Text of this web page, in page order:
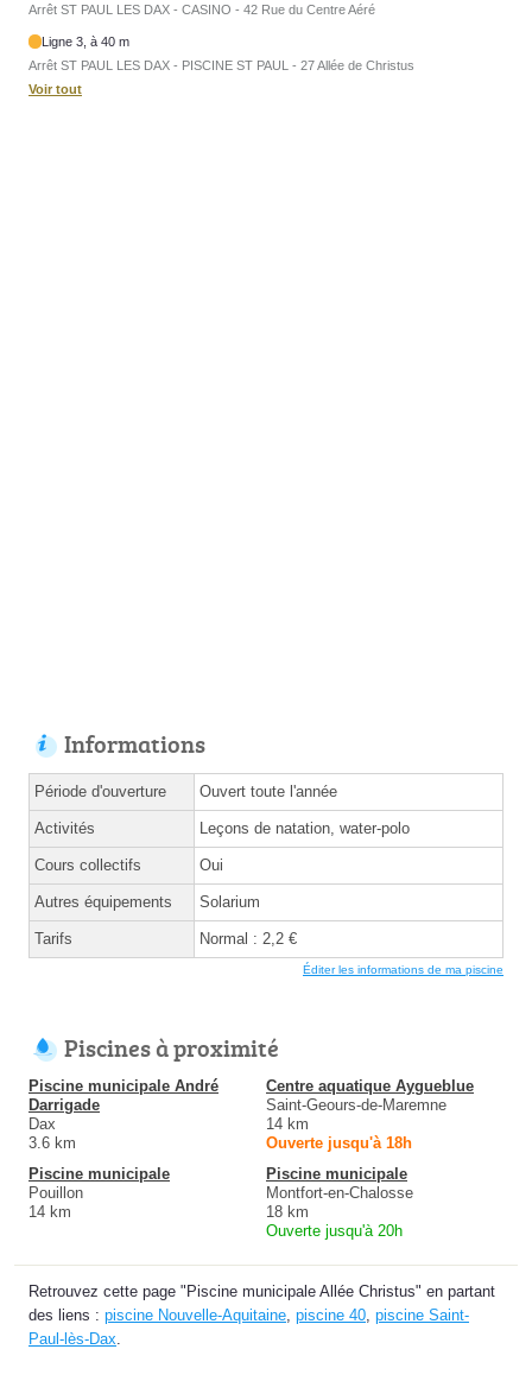
Arrêt ST PAUL LES DAX - CASINO - 42 Rue du Centre Aéré
Ligne 3, à 40 m
Arrêt ST PAUL LES DAX - PISCINE ST PAUL - 27 Allée de Christus
Voir tout
Informations
Période d'ouverture Ouvert toute l'année
Activités Leçons de natation, water-polo
Cours collectifs Oui
Autres équipements Solarium
Tarifs Normal : 2,2 €
Éditer les informations de ma piscine
Piscines à proximité
Piscine municipale André
Darrigade
Dax
3.6 km
Centre aquatique Aygueblue
Saint-Geours-de-Maremne
14 km
Ouverte jusqu'à 18h
Piscine municipale
Pouillon
14 km
Piscine municipale
Montfort-en-Chalosse
18 km
Ouverte jusqu'à 20h
Retrouvez cette page "Piscine municipale Allée Christus" en partant
des liens : piscine Nouvelle-Aquitaine piscine 40 piscine Saint-
Paul-lès-Dax